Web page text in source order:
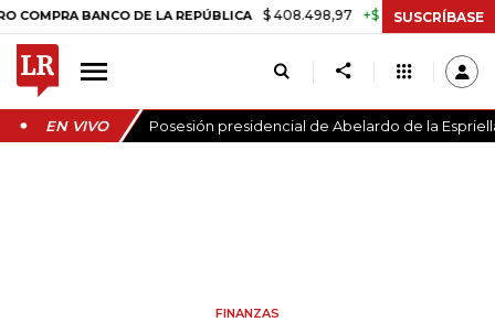
BANCO DE LA REPÚBLICA $ 408.498,97 +$ 8.753,81 +2,19%
SUSCRÍBASE
EN VIVO Posesión presidencial de Abelardo de la
FINANZAS